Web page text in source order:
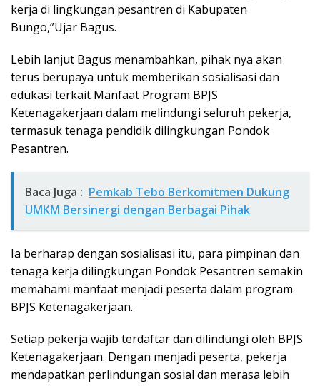
kerja di lingkungan pesantren di Kabupaten
Bungo,”Ujar Bagus.
Lebih lanjut Bagus menambahkan, pihak nya akan
terus berupaya untuk memberikan sosialisasi dan
edukasi terkait Manfaat Program BPJS
Ketenagakerjaan dalam melindungi seluruh pekerja,
termasuk tenaga pendidik dilingkungan Pondok
Pesantren.
Baca Juga : Pemkab Tebo Berkomitmen Dukung
UMKM Bersinergi dengan Berbagai Pihak
Ia berharap dengan sosialisasi itu, para pimpinan dan
tenaga kerja dilingkungan Pondok Pesantren semakin
memahami manfaat menjadi peserta dalam program
BPJS Ketenagakerjaan.
Setiap pekerja wajib terdaftar dan dilindungi oleh BPJS
Ketenagakerjaan. Dengan menjadi peserta, pekerja
mendapatkan perlindungan sosial dan merasa lebih